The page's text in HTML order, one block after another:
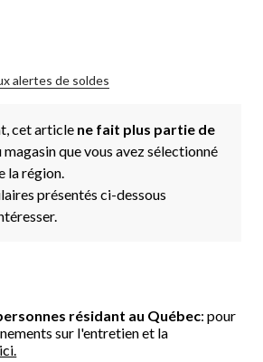
alertes de soldes
cet article ne fait plus partie de
magasin que vous avez sélectionné
la région.
présentés ci-dessous
résidant au Québec: pour
sur l'entretien et la